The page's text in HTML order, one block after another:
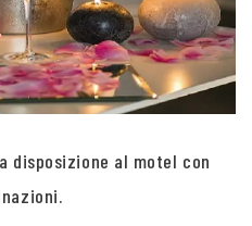
disposizione al motel con